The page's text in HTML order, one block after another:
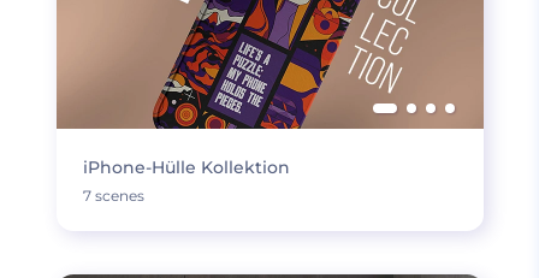
iPhone-Hülle Kollektion
7 scenes